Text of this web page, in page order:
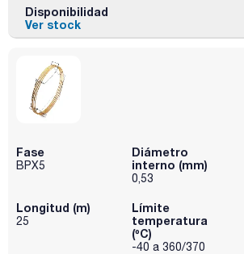
Disponibilidad
Ver stock
Fase
BPX5
Diámetro
interno (mm)
0,53
Longitud (m)
25
Límite
temperatura
(ºC)
-40 a 360/370